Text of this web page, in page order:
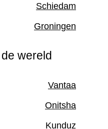
Schiedam
Groningen
wereld
Vantaa
Onitsha
Kunduz